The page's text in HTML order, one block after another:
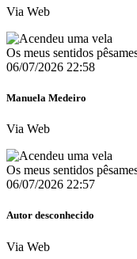
Via Web
Os meus sentidos
06/07/2026 22:58
Manuela Medeiro
Via Web
Os meus sentidos
06/07/2026 22:57
Autor desconhecido
Via Web